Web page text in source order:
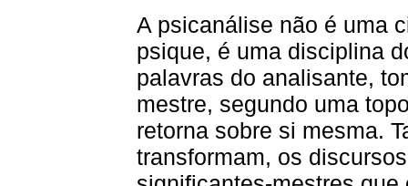
A psicanálise não é uma
psique, é uma disciplina
palavras do analisante,
mestre, segundo uma
retorna sobre si mesma.
transformam, os